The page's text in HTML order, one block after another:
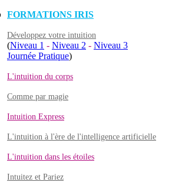
FORMATIONS IRIS
Développez votre intuition
(Niveau 1 - Niveau 2 - Niveau 3
Journée Pratique)
L'intuition du corps
Comme par magie
Intuition Express
L'intuition à l'ère de l'intelligence artificielle
L'intuition dans les étoiles
Intuitez et Pariez